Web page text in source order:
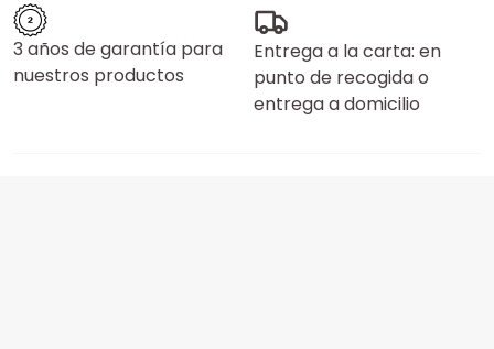
3 años de garantía para
nuestros productos
Entrega a la carta: en
punto de recogida o
entrega a domicilio